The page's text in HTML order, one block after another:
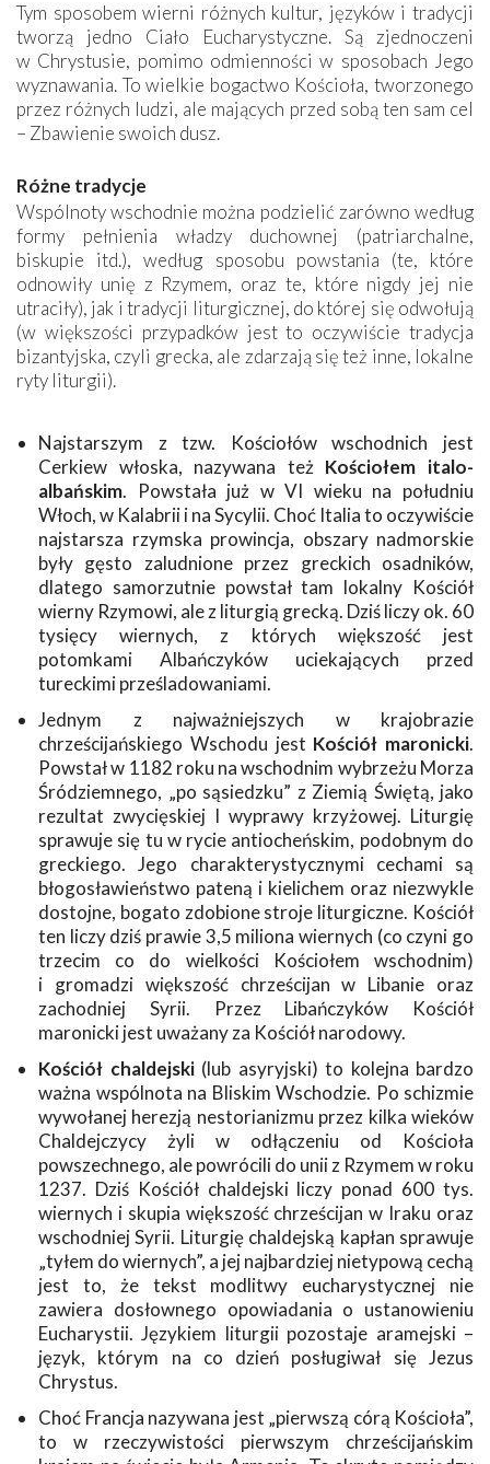
Tym sposobem wierni różnych kultur, języków i tradycji
tworzą jedno Ciało Eucharystyczne. Są zjednoczeni
w Chrystusie, pomimo odmienności w sposobach Jego
wyznawania. To wielkie bogactwo Kościoła, tworzonego
przez różnych ludzi, ale mających przed sobą ten sam cel
– Zbawienie swoich dusz.
Różne tradycje
Wspólnoty wschodnie można podzielić zarówno według
formy pełnienia władzy duchownej (patriarchalne,
biskupie itd.), według sposobu powstania (te, które
odnowiły unię z Rzymem, oraz te, które nigdy jej nie
utraciły), jak i tradycji liturgicznej, do której się odwołują
(w większości przypadków jest to oczywiście tradycja
bizantyjska, czyli grecka, ale zdarzają się też inne, lokalne
ryty ­liturgii).
Najstarszym z tzw. Kościołów wschodnich jest
Cerkiew włoska, nazywana też Kościołem italo-
albańskim. Powstała już w VI wieku na południu
Włoch, w Kalabrii i na Sycylii. Choć Italia to oczywiście
najstarsza rzymska prowincja, obszary nadmorskie
były gęsto zaludnione przez greckich osadników,
dlatego samorzutnie powstał tam lokalny Kościół
wierny Rzymowi, ale z liturgią grecką. Dziś liczy ok. 60
tysięcy wiernych, z których większość jest
potomkami Albańczyków uciekających przed
tureckimi prześladowaniami.
Jednym z najważniejszych w krajobrazie
chrześcijańskiego Wschodu jest Kościół maronicki.
Powstał w 1182 roku na wschodnim wybrzeżu Morza
Śródziemnego, „po sąsiedzku” z Ziemią Świętą, jako
rezultat zwycięskiej I wyprawy krzyżowej. Liturgię
sprawuje się tu w rycie antiocheńskim, podobnym do
greckiego. Jego charakterystycznymi cechami są
błogosławieństwo pateną i kielichem oraz niezwykle
dostojne, bogato zdobione stroje liturgiczne. Kościół
ten liczy dziś prawie 3,5 miliona ­wiernych (co czyni go
trzecim co do wielkości Kościołem wschodnim)
i gromadzi większość chrześcijan w Libanie oraz
zachodniej Syrii. Przez Libańczyków Kościół
maronicki jest uważany za Kościół narodowy.
Kościół chaldejski(lub asyryjski) to kolejna bardzo
ważna wspólnota na Bliskim Wschodzie. Po schizmie
wywołanej herezją nestorianizmu przez kilka wieków
Chaldejczycy żyli w odłączeniu od Kościoła
powszechnego, ale powrócili do unii z Rzymem w roku
1237. Dziś Kościół chaldejski liczy ponad 600 tys.
wiernych i skupia większość chrześcijan w Iraku oraz
wschodniej Syrii. Liturgię chaldejską kapłan sprawuje
„tyłem do wiernych”, a jej najbardziej nietypową cechą
jest to, że tekst modlitwy eucharystycznej nie
zawiera dosłownego opowiadania o ustanowieniu
Eucharystii. Językiem liturgii pozostaje aramejski –
język, którym na co dzień posługiwał się Jezus
Chrystus.
Choć Francja nazywana jest „pierwszą córą Kościoła”,
to w rzeczywistości pierwszym chrześcijańskim